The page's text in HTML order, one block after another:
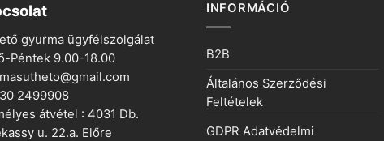
gyurma ügyfélszolgálat
Péntek 9.00-18.00
2499908
átvétel : 4031 Db.
u. 22.a. Előre
INFORMÁCIÓ
B2B
Általános Szerződési
Feltételek
GDPR Adatvédelmi